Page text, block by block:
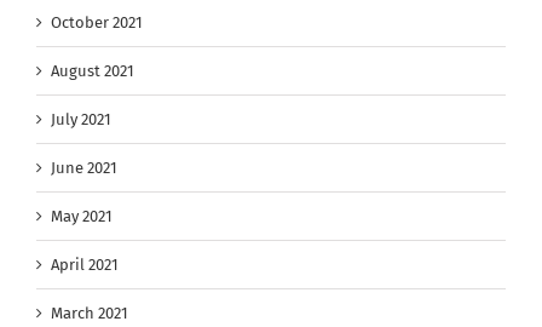
October 2021
August 2021
July 2021
June 2021
May 2021
April 2021
March 2021